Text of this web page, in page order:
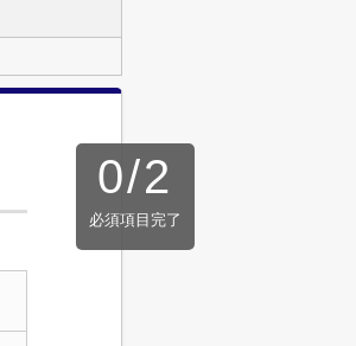
0/2
必須項目完了